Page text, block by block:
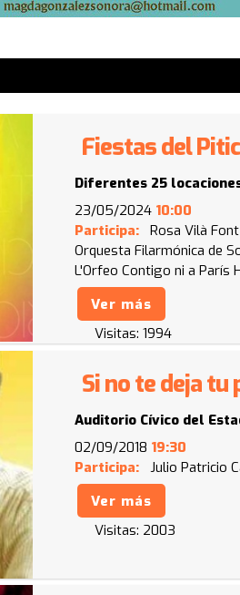
Fiestas del
Diferentes 25
23/05/2024 10:00
Participa:
Rosa Vilà Font
Orquesta Filarmónica de
L'Orfeo Contigo ni a París
Ver más
Visitas: 1994
Si no te deja tu
Auditorio Cívico del
02/09/2018 19:30
Participa:
Julio Patricio
Ver más
Visitas: 2003